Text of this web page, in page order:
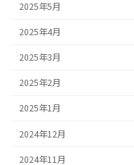
2025年5月
2025年4月
2025年3月
2025年2月
2025年1月
2024年12月
2024年11月